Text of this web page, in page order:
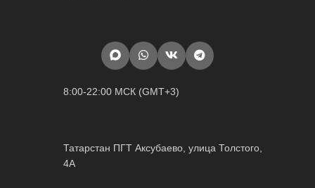
8:00-22:00 МСК (GMT+3)
Татарстан ПГТ Аксубаево, улица Толстого,
4А